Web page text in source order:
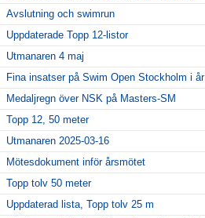
Avslutning och swimrun
Uppdaterade Topp 12-listor
Utmanaren 4 maj
Fina insatser på Swim Open Stockholm i år
Medaljregn över NSK på Masters-SM
Topp 12, 50 meter
Utmanaren 2025-03-16
Mötesdokument inför årsmötet
Topp tolv 50 meter
Uppdaterad lista, Topp tolv 25 m